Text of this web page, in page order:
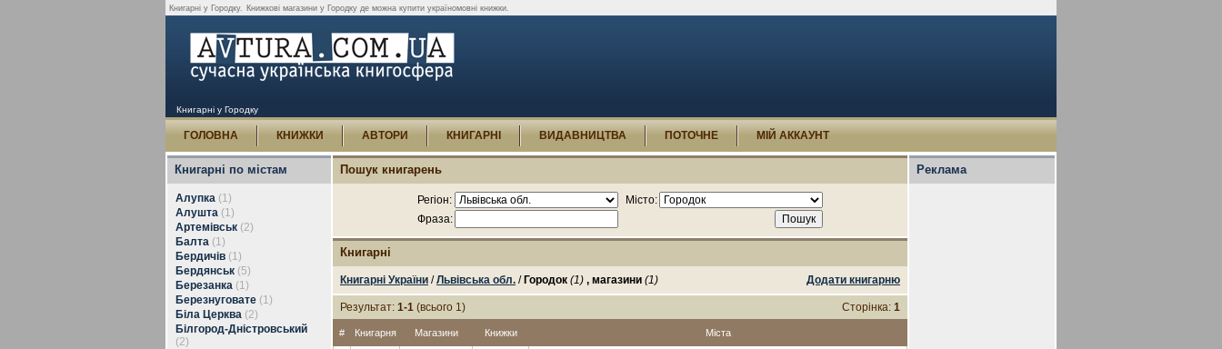
Книгарні у Городку. Книжкові магазини у Городку де можна купити україномовні книжки.
Книгарні у Городку
ГОЛОВНА КНИЖКИ АВТОРИ КНИГАРНІ ВИДАВНИЦТВА ПОТОЧНЕ МІЙ АККАУНТ
Книгарні по містам
Алупка (1)
Алушта (1)
Артемівськ (2)
Балта (1)
Бердичів (1)
Бердянськ (5)
Березанка (1)
Березнуговате (1)
Біла Церква (2)
Білгород-Дністровський
(2)
Пошук книгарень
Регіон:
Місто:
Фраза:
Книгарні
Книгарні України /Львівська обл. / Городок (1) , магазини (1) Додати книгарню
Результат: 1-1 (всього 1) Сторінка: 1
# Книгарня Магазини Книжки Міста
Реклама